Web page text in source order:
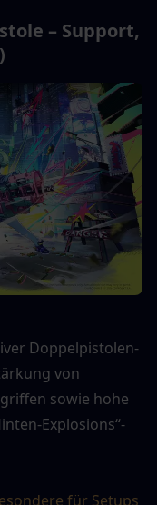
– Support,
Doppelpistolen-
von
sowie hohe
Explosions“-
für Setups